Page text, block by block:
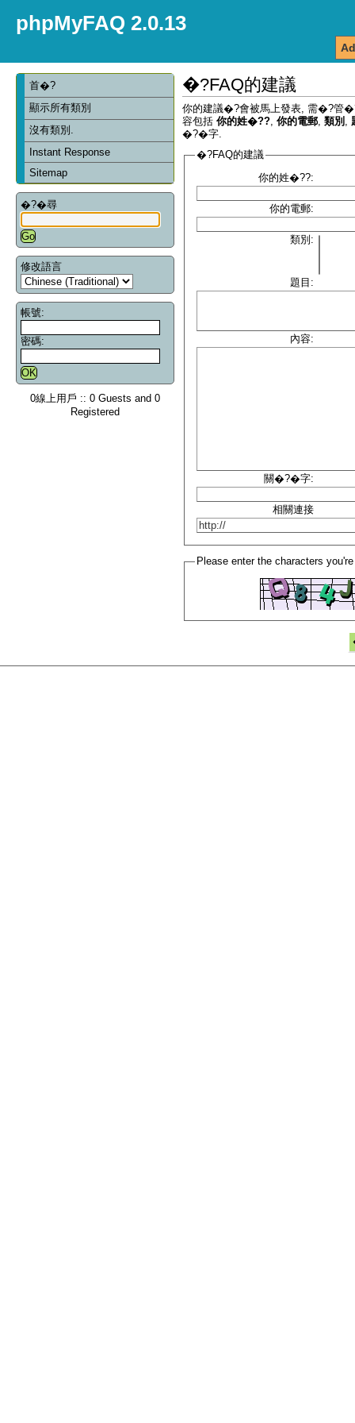
phpMyFAQ 2.0.13
首�?
顯示所有類別
沒有類別.
Instant Response
Sitemap
�?�尋
修改語言
帳號:
密碼:
0線上用戶 :: 0 Guests and 0
Registered
�?FAQ的建議
你的建議�?會被馬上發表, 需�?管
容包括 你的姓�?? 你的電郵 類別
�?�字.
�?FAQ的建議
你的姓�??:
你的電郵:
類別:
題目:
內容:
關�?�字:
相關連接
Please enter the characters